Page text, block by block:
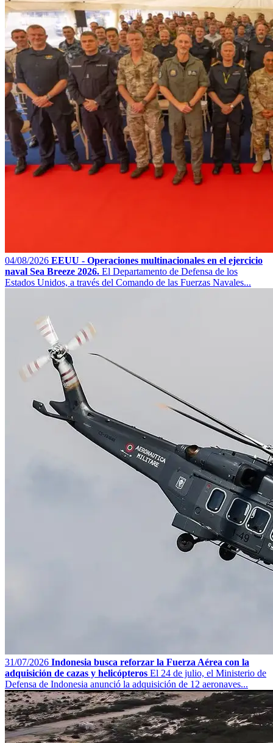
04/08/2026 EEUU - Operaciones multinacionales en el ejercicio
naval Sea Breeze 2026. El Departamento de Defensa de los
Estados Unidos, a través del Comando de las Fuerzas Navales...
31/07/2026 Indonesia busca reforzar la Fuerza Aérea con la
adquisición de cazas y helicópteros El 24 de julio, el Ministerio de
Defensa de Indonesia anunció la adquisición de 12 aeronaves...